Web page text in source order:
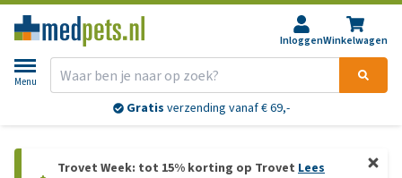
InloggenWinkelwagen
Menu
Gratis verzending vanaf € 69,-
Trovet Week: tot 15% korting op Trovet Lees